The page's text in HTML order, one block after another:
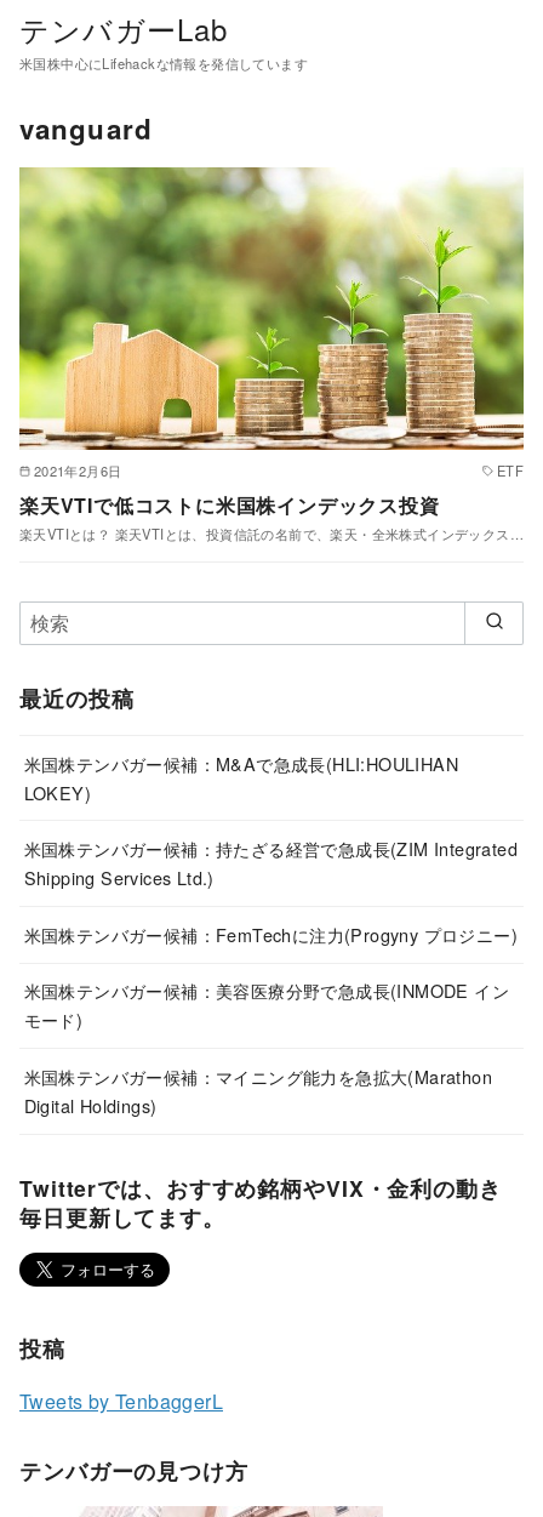
テンバガーLab
米国株中心にLifehackな情報を発信しています
vanguard
2021年2月6日 ETF
楽天VTIで低コストに米国株インデックス投資
楽天VTIとは？ 楽天VTIとは、投資信託の名前で、楽天・全米株式インデックス…
最近の投稿
米国株テンバガー候補：M&Aで急成長(HLI:HOULIHAN
LOKEY)
米国株テンバガー候補：持たざる経営で急成長(ZIM Integrated
Shipping Services Ltd.)
米国株テンバガー候補：FemTechに注力(Progyny プロジニー)
米国株テンバガー候補：美容医療分野で急成長(INMODE イン
モード)
米国株テンバガー候補：マイニング能力を急拡大(Marathon
Digital Holdings)
Twitterでは、おすすめ銘柄やVIX・金利の動き
毎日更新してます。
投稿
Tweets by TenbaggerL
テンバガーの見つけ方